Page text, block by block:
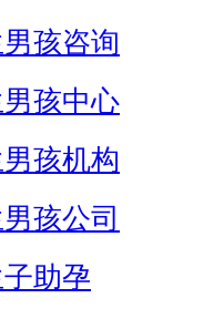
孩咨询
孩中心
孩机构
孩公司
助孕